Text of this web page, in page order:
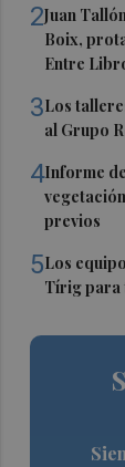
2Juan
Boix,
Entre
3Los
al Grupo
4Informe
previos
5Los
Tírig para